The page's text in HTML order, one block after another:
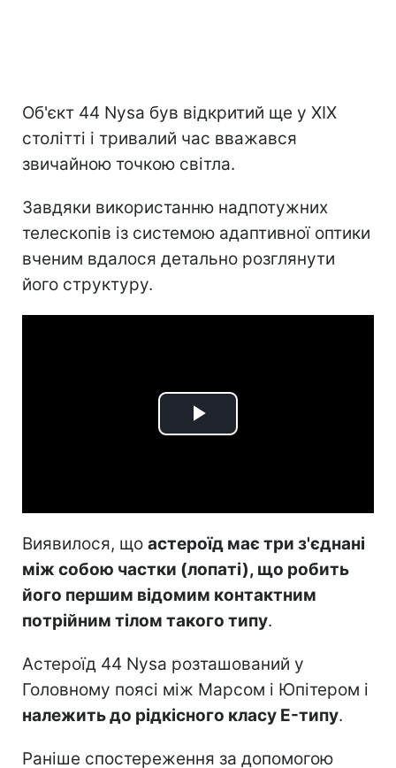
Об'єкт 44 Nysa був відкритий ще у XIX
столітті і тривалий час вважався
звичайною точкою світла.
Завдяки використанню надпотужних
телескопів із системою адаптивної оптики
вченим вдалося детально розглянути
його структуру.
Play
Виявилося, що астероїд має три з'єднані
між собою частки (лопаті), що робить
його першим відомим контактним
потрійним тілом такого типу.
Астероїд 44 Nysa розташований у
Головному поясі між Марсом і Юпітером і
належить до рідкісного класу E-типу.
Раніше спостереження за допомогою